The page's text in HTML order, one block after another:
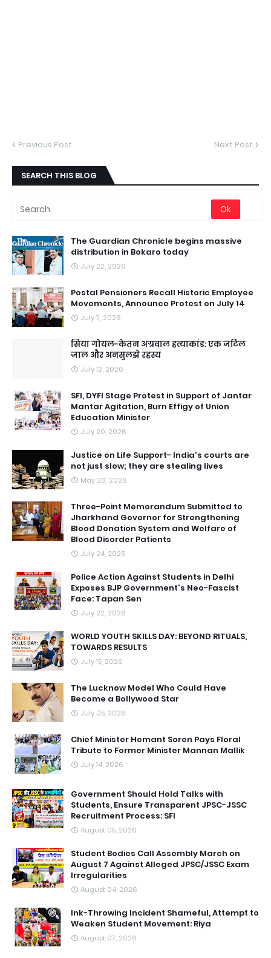
Previous Post Next Post
SEARCH THIS BLOG
The Guardian Chronicle begins massive
distribution in Bokaro today
July 22, 2026
Postal Pensioners Recall Historic Employee
Movements, Announce Protest on July 14
July 11, 2026
सिया गोयल-केतन अग्रवाल हत्याकांड: एक जटिल
जाल और अनसुलझे रहस्य
July 12, 2026
SFI, DYFI Stage Protest in Support of Jantar
Mantar Agitation, Burn Effigy of Union
Education Minister
July 20, 2026
Justice on Life Support- India's courts are
not just slow; they are stealing lives
May 26, 2026
Three-Point Memorandum Submitted to
Jharkhand Governor for Strengthening
Blood Donation System and Welfare of
Blood Disorder Patients
July 24, 2026
Police Action Against Students in Delhi
Exposes BJP Government's Neo-Fascist
Face: Tapan Sen
July 22, 2026
WORLD YOUTH SKILLS DAY: BEYOND RITUALS,
TOWARDS RESULTS
July 15, 2026
The Lucknow Model Who Could Have
Become a Bollywood Star
July 05, 2026
Chief Minister Hemant Soren Pays Floral
Tribute to Former Minister Mannan Mallik
July 14, 2026
Government Should Hold Talks with
Students, Ensure Transparent JPSC-JSSC
Recruitment Process: SFI
August 05, 2026
Student Bodies Call Assembly March on
August 7 Against Alleged JPSC/JSSC Exam
Irregularities
August 04, 2026
Ink-Throwing Incident Shameful, Attempt to
Weaken Student Movement: Riya
August 07, 2026